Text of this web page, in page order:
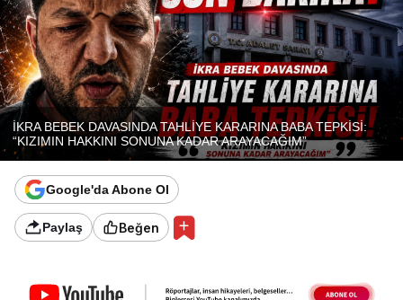
İKRA BEBEK DAVASINDA TAHLİYE KARARINA BABA TEPKİSİ:
“KIZIMIN HAKKINI SONUNA KADAR ARAYACAĞIM”
Google'da Abone Ol
Paylaş Beğen